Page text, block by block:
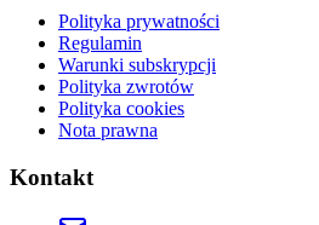
Polityka prywatności
Regulamin
Warunki subskrypcji
Polityka zwrotów
Polityka cookies
Nota prawna
Kontakt